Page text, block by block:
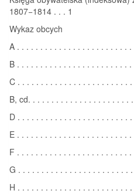
1807−1814 . . . 1
Wykaz obcych
A . . . . . . . . . . . . . . . . . . . . . . . . .
B . . . . . . . . . . . . . . . . . . . . . . . . .
C . . . . . . . . . . . . . . . . . . . . . . . .
B, cd. . . . . . . . . . . . . . . . . . . . . .
D . . . . . . . . . . . . . . . . . . . . . . . .
E . . . . . . . . . . . . . . . . . . . . . . . . .
F . . . . . . . . . . . . . . . . . . . . . . . . .
G . . . . . . . . . . . . . . . . . . . . . . . .
H . . . . . . . . . . . . . . . . . . . . . . . .